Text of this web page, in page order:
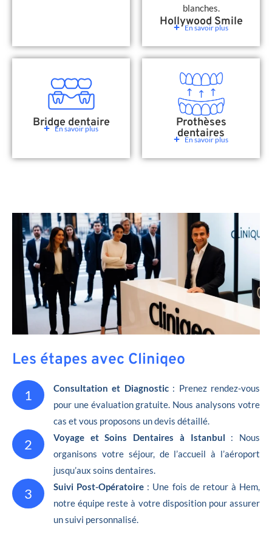
Hollywood Smile
En savoir plus
Bridge dentaire
En savoir plus Prothèses
dentaires
En savoir plus
Les étapes avec Cliniqeo
1 Consultation et Diagnostic: Prenez rendez-vous
pour une évaluation gratuite. Nous analysons votre
cas et vous proposons un devis détaillé.
2 Voyage et Soins Dentaires à Istanbul : Nous
organisons votre séjour, de l’accueil à l’aéroport
jusqu’aux soins dentaires.
3 Suivi Post-Opératoire : Une fois de retour à Hem,
notre équipe reste à votre disposition pour assurer
un suivi personnalisé.